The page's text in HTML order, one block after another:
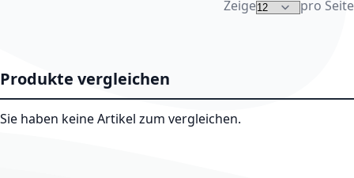
Zeige pro Seite
Produkte vergleichen
Sie haben keine Artikel zum vergleichen.